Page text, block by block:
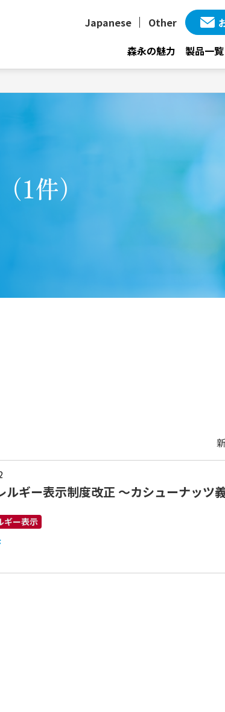
森永の魅力 製品一覧
Japanese Other
1件）
ルギー表示制度改正 ～カシューナッツ
ギー表示